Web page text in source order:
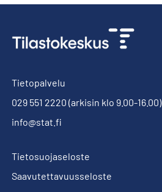
Tietopalvelu
029 551 2220 (arkisin klo 9.00-16.00)
info@stat.fi
Tietosuojaseloste
Saavutettavuusseloste